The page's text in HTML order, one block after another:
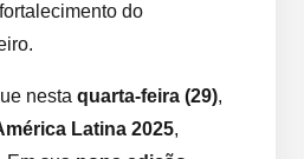
do
nesta quarta-feira (29),
Latina 2025,